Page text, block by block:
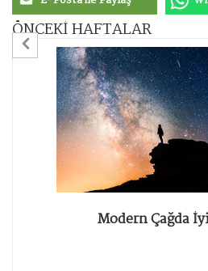
ÖNCEKİ HAFTALAR
Modern Çağda
Previous